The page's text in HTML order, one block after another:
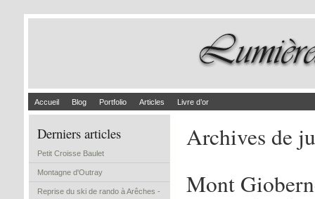
Accueil Blog Portfolio Articles Livre d’or
Derniers articles
Petit Croisse Baulet
Montagne d'Outray
Reprise du ski de rando à Arêches -
Archives de
Mont